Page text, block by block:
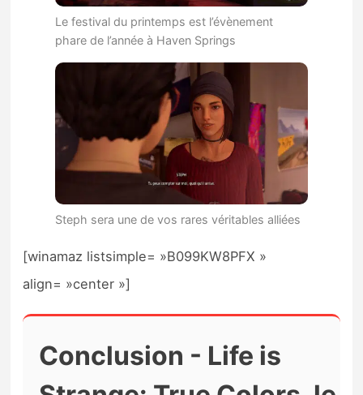
Le festival du printemps est l’évènement
phare de l’année à Haven Springs
Steph sera une de vos rares véritables alliées
[winamaz listsimple= »B099KW8PFX »
align= »center »]
Conclusion - Life is